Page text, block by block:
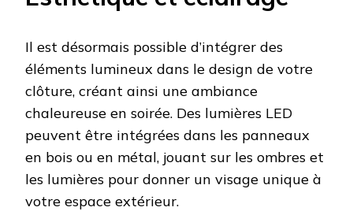
Il est désormais possible d’intégrer des
éléments lumineux dans le design de votre
clôture, créant ainsi une ambiance
chaleureuse en soirée. Des lumières LED
peuvent être intégrées dans les panneaux
en bois ou en métal, jouant sur les ombres et
les lumières pour donner un visage unique à
votre espace extérieur.